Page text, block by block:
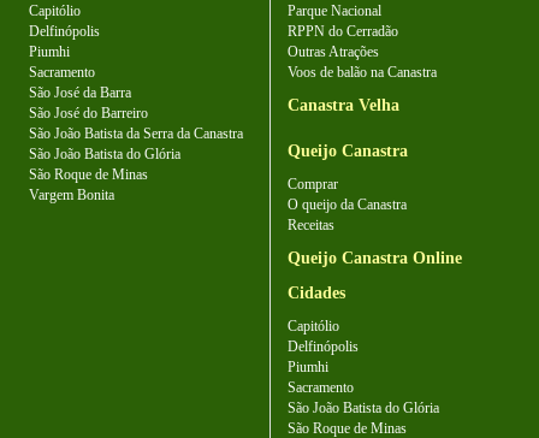
Capitólio
Delfinópolis
Piumhi
Sacramento
São José da Barra
São José do Barreiro
São João Batista da Serra da Canastra
São João Batista do Glória
São Roque de Minas
Vargem Bonita
Parque Nacional
RPPN do Cerradão
Outras Atrações
Voos de balão na Canastra
Canastra Velha
Queijo Canastra
Comprar
O queijo da Canastra
Receitas
Queijo Canastra Online
Cidades
Capitólio
Delfinópolis
Piumhi
Sacramento
São João Batista do Glória
São Roque de Minas